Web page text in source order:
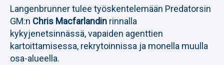
Langenbrunner tulee työskentelemään Predatorsin
GM:n Chris Macfarlandin rinnalla
kykyjenetsinnässä, vapaiden agenttien
kartoittamisessa, rekrytoinnissa ja monella muulla
osa-alueella.